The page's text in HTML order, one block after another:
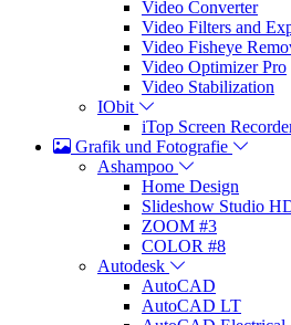
Video Converter
Video Filters and
Video Fisheye
Video Optimizer Pro
Video Stabilization
IObit
iTop Screen
Grafik und Fotografie
Ashampoo
Home Design
Slideshow Studio
ZOOM #3
COLOR #8
Autodesk
AutoCAD
AutoCAD LT